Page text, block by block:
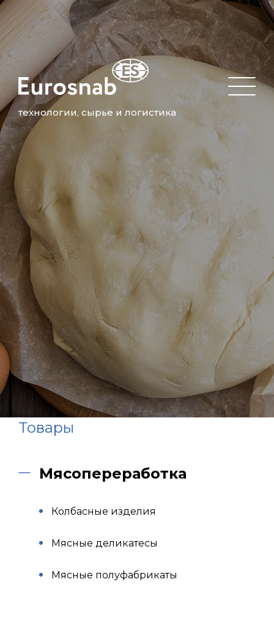
технологии, сырье и логистика
Товары
Мясопереработка
Колбасные изделия
Мясные деликатесы
Мясные полуфабрикаты